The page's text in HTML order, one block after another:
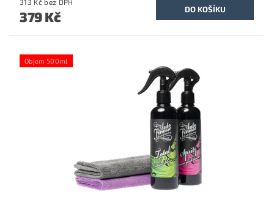
313 Kč bez DPH
379 Kč
Objem 500ml